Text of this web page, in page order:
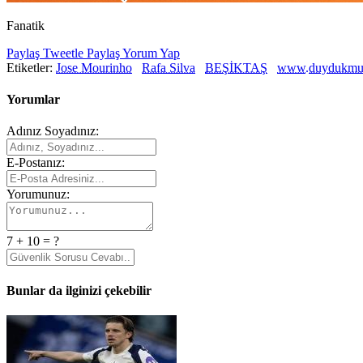
Fanatik
Paylaş Tweetle PaylaşYorum Yap
Etiketler: Jose Mourinho Rafa Silva BEŞİKTAŞ
Yorumlar
Adınız Soyadınız:
E-Postanız:
Yorumunuz:
7 + 10 = ?
Bunlar da ilginizi çekebilir